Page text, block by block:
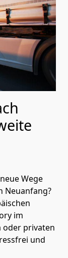
Wege
Neuanfang?
im
oder privaten
und